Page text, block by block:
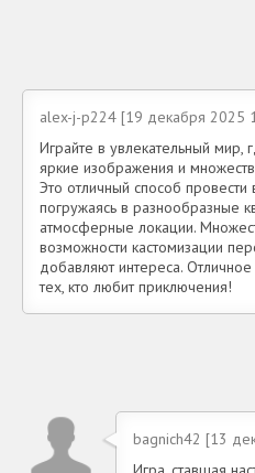
alex-j-p224 [19 декабря 2025
Играйте в увлекательный мир,
яркие изображения и
Это отличный способ провести
погружаясь в разнообразные
атмосферные локации.
возможности кастомизации
добавляют интереса.
тех, кто любит приключения!
bagnich42 [13